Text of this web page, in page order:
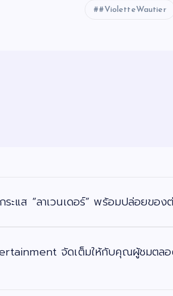
#VioletteWautier
ะแส “ลาเวนเดอร์” พร้อมปล่อยของ
จัดเต็มให้กับคุณผู้ชมตล